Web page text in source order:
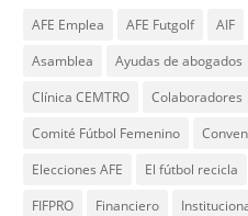
AFE Emplea AFE Futgolf AIF
Asamblea
Ayudas de abogados
Clínica CEMTRO
Colaboradores
Comité Fútbol Femenino
Elecciones AFE
El fútbol recicla
FIFPRO
Financiero